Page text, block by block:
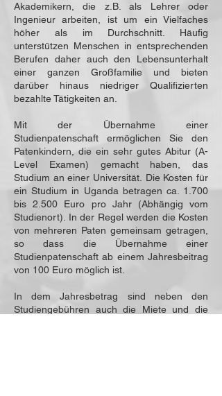
Akademikern, die z.B. als Lehrer oder
Ingenieur arbeiten, ist um ein Vielfaches
höher als im Durchschnitt. Häufig
unterstützen Menschen in entsprechenden
Berufen daher auch den Lebensunterhalt
einer ganzen Großfamilie und bieten
darüber hinaus niedriger Qualifizierten
bezahlte Tätigkeiten an.
Mit der Übernahme einer
Studienpatenschaft ermöglichen Sie den
Patenkindern, die ein sehr gutes Abitur (A-
Level Examen) gemacht haben, das
Studium an einer Universität.
Die Kosten für
ein Studium in Uganda betragen ca. 1.700
bis 2.500 Euro pro Jahr (Abhängig vom
Studienort). In der Regel werden die Kosten
von mehreren Paten gemeinsam getragen,
so dass die Übernahme einer
Studienpatenschaft ab einem Jahresbeitrag
von 100 Euro möglich ist.
In dem Jahresbetrag sind neben den
Studiengebühren auch die Miete und die